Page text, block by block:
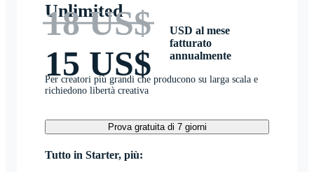
Unlimited
18 US$
15 US$
USD al mese
fatturato
annualmente
Per creatori più grandi che producono su larga scala e
richiedono libertà creativa
Prova gratuita di 7 giorni
Tutto in Starter, più: